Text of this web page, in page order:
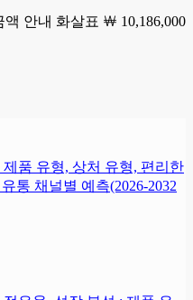
￦ 10,186,000
품 유형, 상처 유형, 편리한
통 채널별 예측(2026-2032